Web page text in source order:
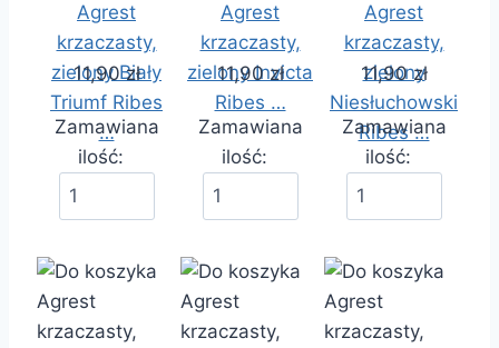
Agrest
krzaczasty,
zielony Biały
Triumf Ribes
…
11,90 zł
Zamawiana
ilość:
Agrest
krzaczasty,
zielony Invicta
Ribes …
11,90 zł
Zamawiana
ilość:
Agrest
krzaczasty,
zielony
Niesłuchowski
Ribes …
11,90 zł
Zamawiana
ilość: